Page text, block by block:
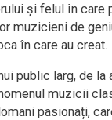
și felul în care
muzicieni de
în care au creat.
public larg, de la
muzicii
pasionați,